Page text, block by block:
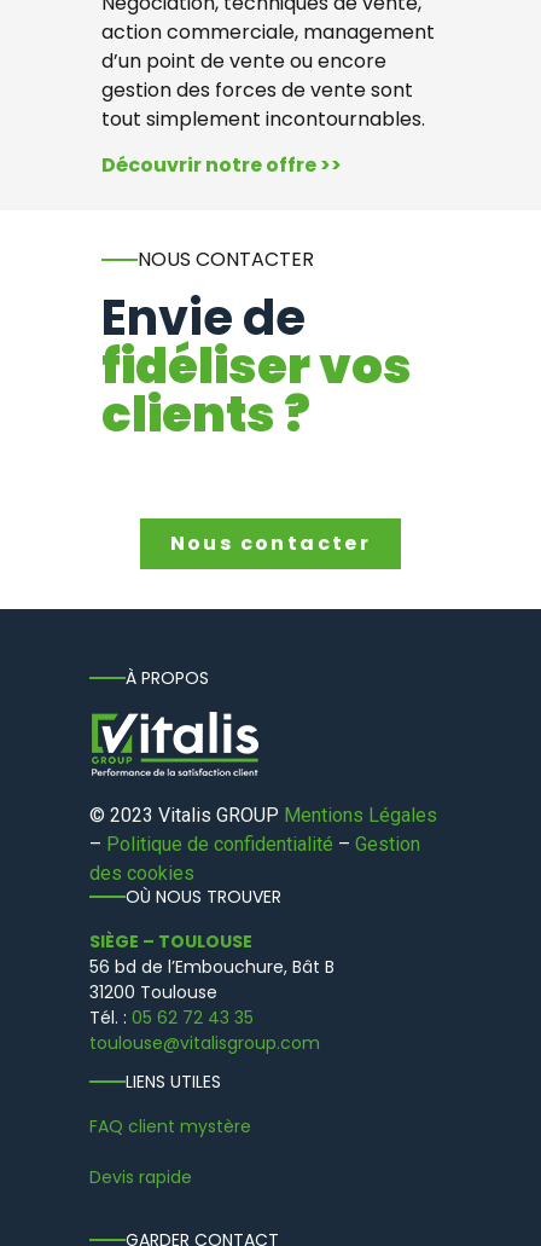
action commerciale, management
d’un point de vente ou encore
gestion des forces de vente sont
tout simplement incontournables.
Découvrir notre offre >>
NOUS CONTACTER
Envie de
fidéliser vos
clients ?
Nous contacter
À PROPOS
© 2023 Vitalis GROUP Mentions Légales
– Politique de confidentialité – Gestion
des cookies
OÙ NOUS TROUVER
SIÈGE – TOULOUSE
56 bd de l’Embouchure, Bât B
31200 Toulouse
Tél. : 05 62 72 43 35
toulouse@vitalisgroup.com
LIENS UTILES
FAQ client mystère
Devis rapide
GARDER CONTACT